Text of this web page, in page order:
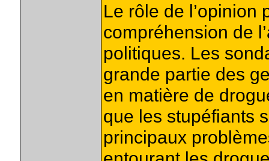
Le rôle de l’opinion
compréhension de
politiques. Les
grande partie des
en matière de
que les stupéfiants
principaux